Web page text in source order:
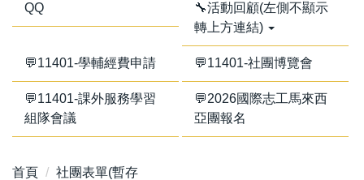
QQ
🔧活動回顧(左側不顯示
轉上方連結)
💬11401-學輔經費申請 💬11401-社團博覽會
💬11401-課外服務學習
組隊會議
💬2026國際志工馬來西
亞團報名
首頁 社團表單(暫存